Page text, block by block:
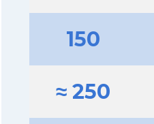
150
≈ 250